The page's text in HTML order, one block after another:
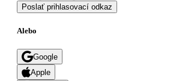
Poslať prihlasovací odkaz
Alebo
Google
Apple